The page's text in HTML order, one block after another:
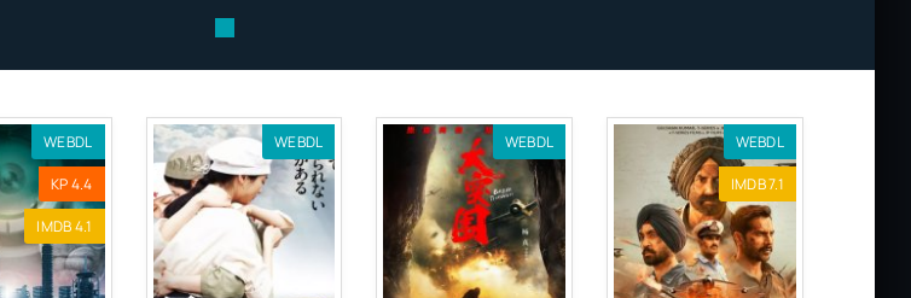
WEBDL
KP 4.4
IMDB 4.1
WEBDL WEBDL WEBDL
IMDB 7.1